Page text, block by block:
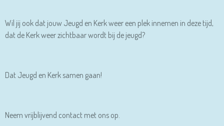
Wil jij ook dat jouw Jeugd en Kerk weer een plek innemen in deze tijd,
dat de Kerk weer zichtbaar wordt bij de jeugd?
Dat Jeugd en Kerk samen gaan!
Neem vrijblijvend contact met ons op.